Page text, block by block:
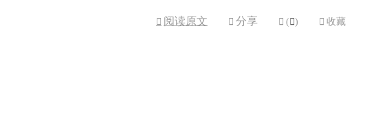
 阅读原文  分享  ( )  收藏